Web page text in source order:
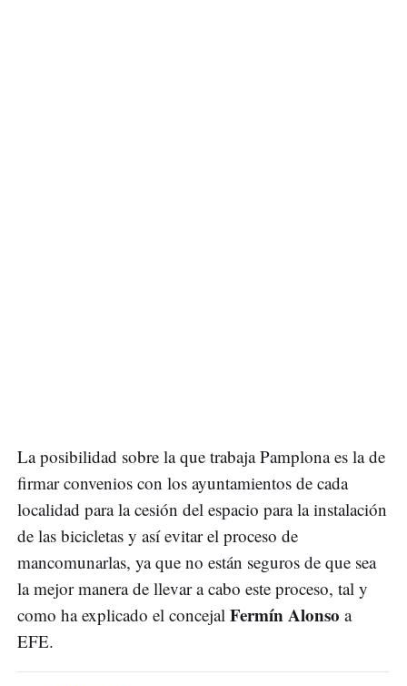
La posibilidad sobre la que trabaja Pamplona es la de
firmar convenios con los ayuntamientos de cada
localidad para la cesión del espacio para la instalación
de las bicicletas y así evitar el proceso de
mancomunarlas, ya que no están seguros de que sea
la mejor manera de llevar a cabo este proceso, tal y
como ha explicado el concejal Fermín Alonso a
EFE.